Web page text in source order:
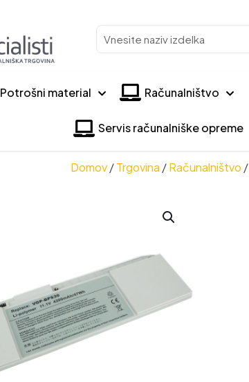
Vnesite
naziv
Potrošni material Računalništvo
Servis računalniške opreme
Domov / Trgovina / Računalništvo /